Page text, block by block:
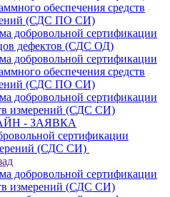
обеспечения средств
(СДС ПО СИ)
добровольной сертификации
дефектов (СДС ОД)
добровольной сертификации
обеспечения средств
(СДС ПО СИ)
добровольной сертификации
измерений (СДС СИ)
- ЗАЯВКА
сертификации
(СДС СИ)
добровольной сертификации
измерений (СДС СИ)